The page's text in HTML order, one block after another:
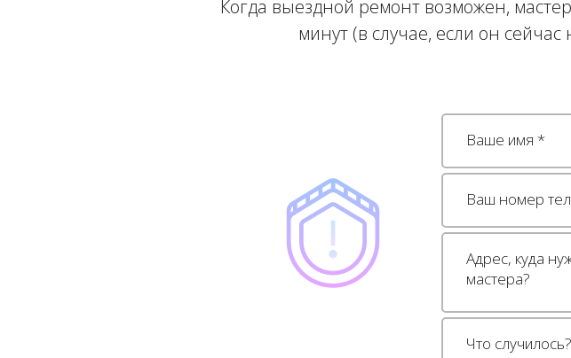
Когда выездной ремонт возможен,
минут (в случае, если он